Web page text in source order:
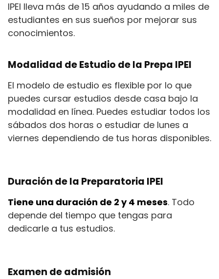
IPEI lleva más de 15 años ayudando a miles de
estudiantes en sus sueños por mejorar sus
conocimientos.
Modalidad de Estudio de la Prepa IPEI
El modelo de estudio es flexible por lo que
puedes cursar estudios desde casa bajo la
modalidad en línea. Puedes estudiar todos los
sábados dos horas o estudiar de lunes a
viernes dependiendo de tus horas disponibles.
Duración de la Preparatoria IPEI
Tiene una duración de 2 y 4 meses. Todo
depende del tiempo que tengas para
dedicarle a tus estudios.
Examen de admisión